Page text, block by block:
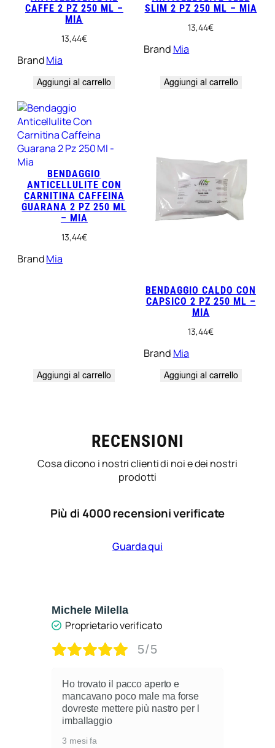
CAFFE 2 PZ 250 ML –
MIA
13,44€
BrandMia
Aggiungi al carrello
SLIM 2 PZ 250 ML – MIA
13,44€
Brand Mia
Aggiungi al carrello
BENDAGGIO
ANTICELLULITE CON
CARNITINA CAFFEINA
GUARANA 2 PZ 250 ML
– MIA
13,44€
BrandMia
Aggiungi al carrello
BENDAGGIO CALDO CON
CAPSICO 2 PZ 250 ML –
MIA
13,44€
Brand Mia
Aggiungi al carrello
RECENSIONI
Cosa dicono i nostri clienti di noi e dei nostri
prodotti
Più di 4000 recensioni verificate
Guarda qui
Michele Milella
Proprietario verificato
5/5
Ho trovato il pacco aperto e
mancavano poco male ma forse
dovreste mettere più nastro per l
imballaggio
3 mesi fa